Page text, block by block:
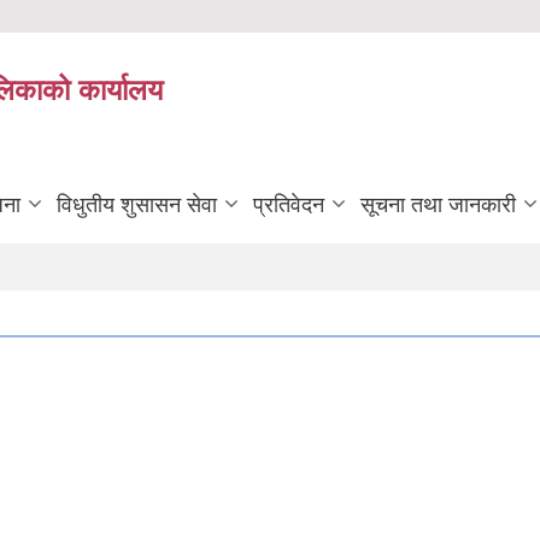
कार्यालय
विधुतीय शुसासन सेवा प्रतिवेदन सूचना तथा जानकारी